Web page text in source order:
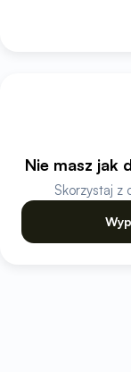
Nie masz jak
Skorzystaj z